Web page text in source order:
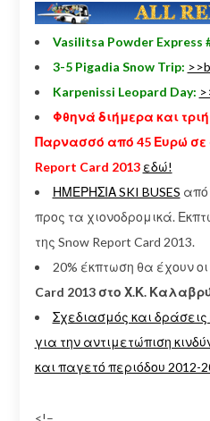
Vasilitsa Powder Express
3-5 Pigadia Snow Trip:
Karpenissi Leopard Day:
Φθηνά διήμερα και
Παρνασσό από 45 Ευρώ σε
Report Card 2013 εδώ!
ΗΜΕΡΗΣΙΑ SKI BUSES από
προς τα χιονοδρομικά.
της Snow Report Card 2013.
20% έκπτωση θα έχουν οι
Card 2013 στο Χ.Κ.
Σχεδιασμός και δράσεις
για την αντιμετώπιση
και παγετό περιόδου 2012-
<!–